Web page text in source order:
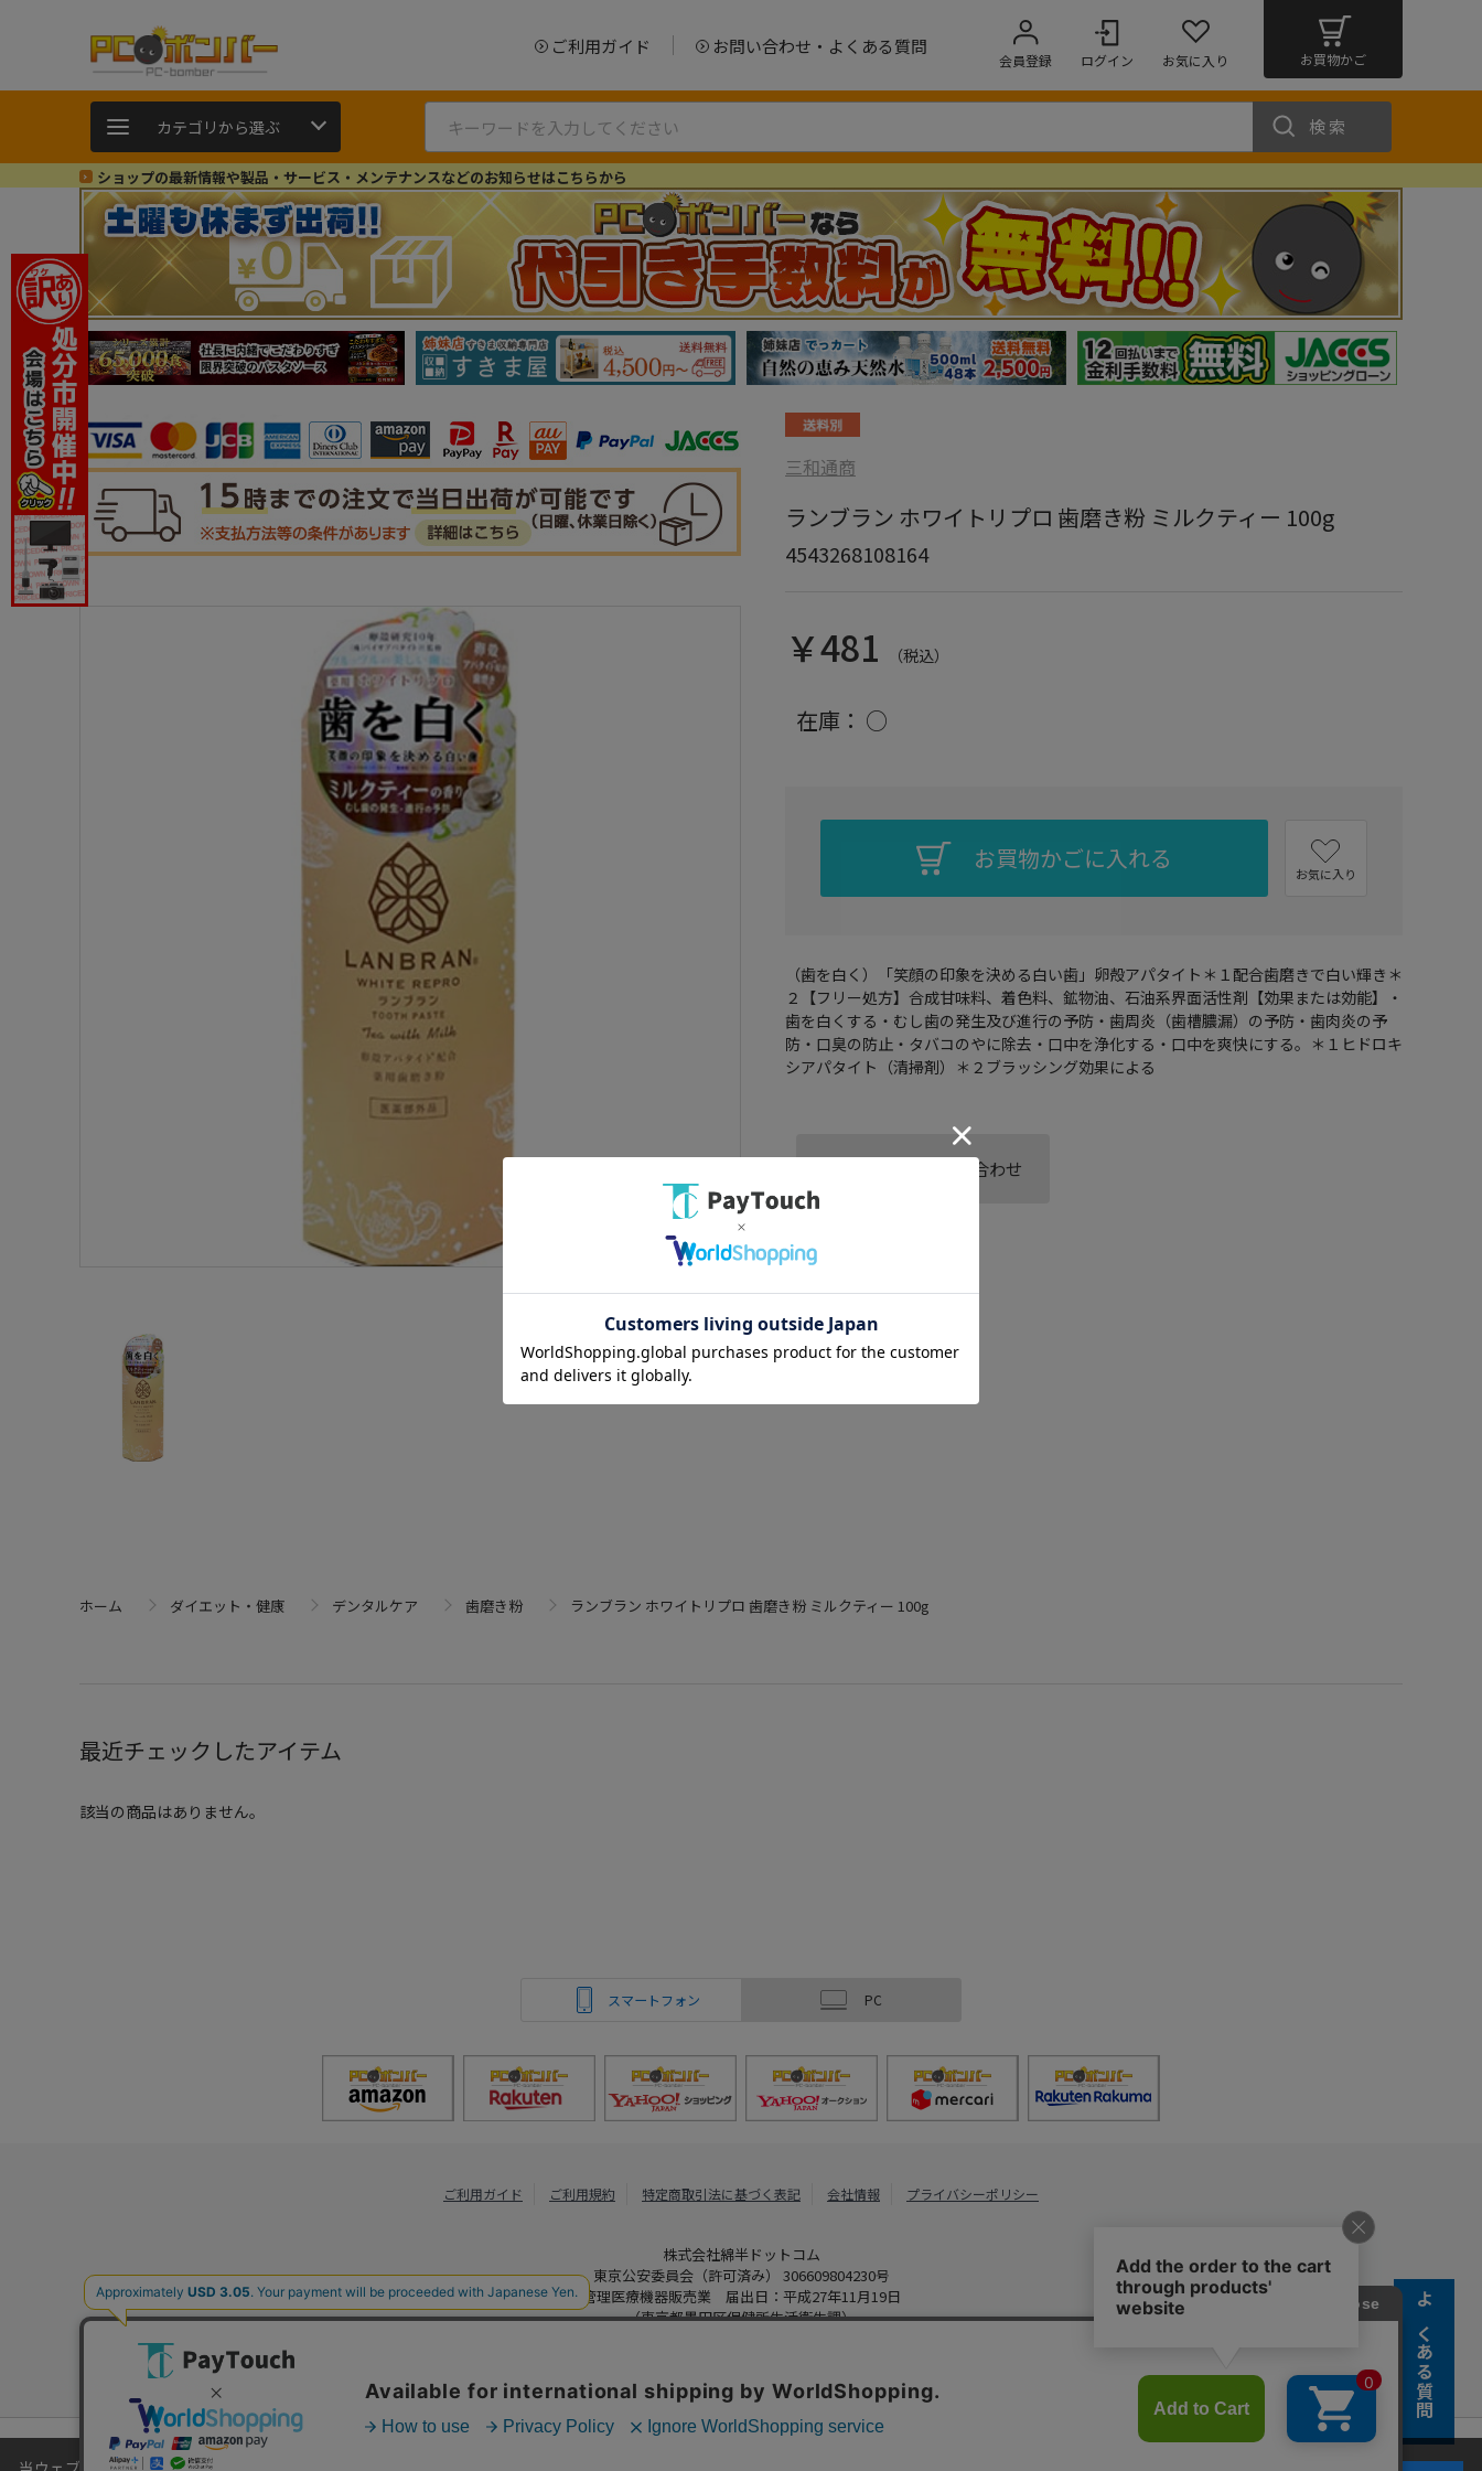
ご利用ガイド お問い合わせ・よくある質問
会員登録 ログイン お気に入り お買物かご
カテゴリから選ぶ 検索
ショップの最新情報や製品・サービス・メンテナンスなどのお知らせはこちらから
よくある質問
三和通商
ランブラン ホワイトリプロ 歯磨き粉 ミルクティー 100g
4543268108164
￥481 （税込）
在庫： ○
お買物かごに入れる お気に入り
（歯を白く）「笑顔の印象を決める白い歯」卵殻アパタイト＊１配合歯磨きで白い輝き＊
２【フリー処方】合成甘味料、着色料、鉱物油、石油系界面活性剤【効果または効能】・
歯を白くする・むし歯の発生及び進行の予防・歯周炎（歯槽膿漏）の予防・歯肉炎の予
防・口臭の防止・タバコのやに除去・口中を浄化する・口中を爽快にする。＊１ヒドロキ
シアパタイト（清掃剤）＊２ブラッシング効果による
この商品へのお問い合わせ
ホーム ダイエット・健康 デンタルケア 歯磨き粉 ランブラン ホワイトリプロ 歯磨き粉 ミルクティー 100g
最近チェックしたアイテム
該当の商品はありません。
スマートフォン PC
ご利用ガイド ご利用規約 特定商取引法に基づく表記 会社情報 プライバシーポリシー
株式会社綿半ドットコム
東京公安委員会（許可済み） 306609804230号
管理医療機器販売業 届出日：平成27年11月19日
（東京都墨田区保健所生活衛生課）
Copyright 2022Watahan.com Co., Ltd. Powered by Watahan Partners Co., Ltd.